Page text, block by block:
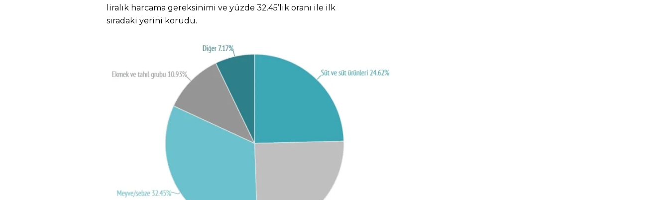
liralık harcama gereksinimi ve yüzde 32.45’lik oranı ile ilk
sıradaki yerini korudu.